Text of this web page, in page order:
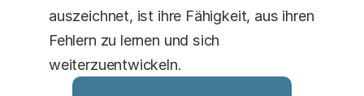
auszeichnet, ist ihre Fähigkeit, aus ihren
Fehlern zu lernen und sich
weiterzuentwickeln.